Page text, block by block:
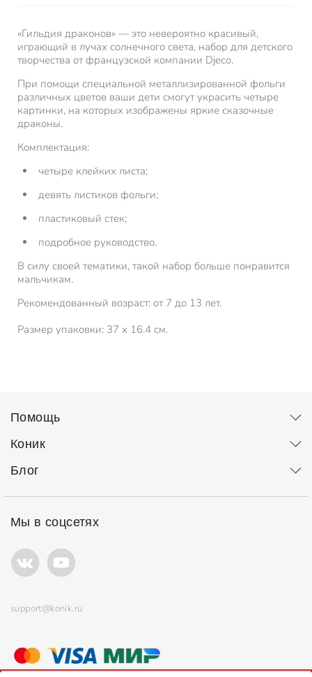
«Гильдия драконов» — это невероятно красивый,
играющий в лучах солнечного света, набор для детского
творчества от французской компании Djeco.
При помощи специальной металлизированной фольги
различных цветов ваши дети смогут украсить четыре
картинки, на которых изображены яркие сказочные
драконы.
Комплектация:
четыре клейких листа;
девять листиков фольги;
пластиковый стек;
подробное руководство.
В силу своей тематики, такой набор больше понравится
мальчикам.
Рекомендованный возраст: от 7 до 13 лет.
Размер упаковки: 37 х 16.4 см.
Помощь
Коник
Блог
Мы в соцсетях
support@konik.ru